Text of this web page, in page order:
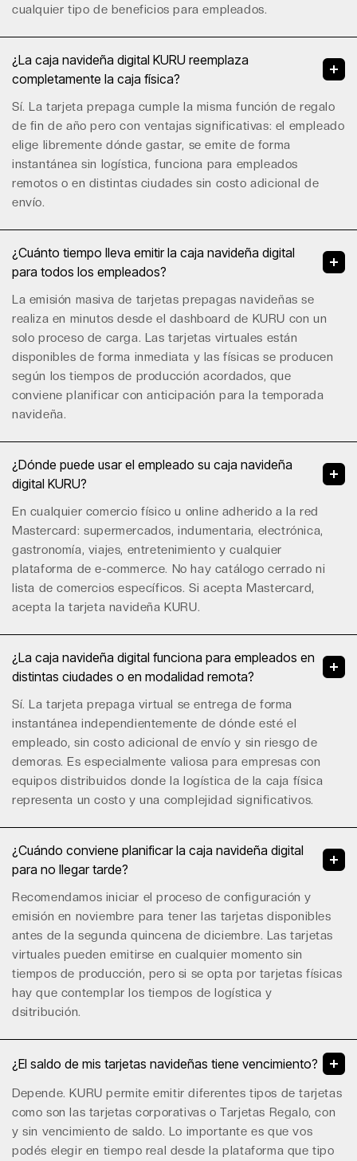
cualquier tipo de beneficios para empleados.
¿La caja navideña digital KURU reemplaza
completamente la caja física?
Sí. La tarjeta prepaga cumple la misma función de regalo
de fin de año pero con ventajas significativas: el empleado
elige libremente dónde gastar, se emite de forma
instantánea sin logística, funciona para empleados
remotos o en distintas ciudades sin costo adicional de
envío.
¿Cuánto tiempo lleva emitir la caja navideña digital
para todos los empleados?
La emisión masiva de tarjetas prepagas navideñas se
realiza en minutos desde el dashboard de KURU con un
solo proceso de carga. Las tarjetas virtuales están
disponibles de forma inmediata y las físicas se producen
según los tiempos de producción acordados, que
conviene planificar con anticipación para la temporada
navideña.
¿Dónde puede usar el empleado su caja navideña
digital KURU?
En cualquier comercio físico u online adherido a la red
Mastercard: supermercados, indumentaria, electrónica,
gastronomía, viajes, entretenimiento y cualquier
plataforma de e-commerce. No hay catálogo cerrado ni
lista de comercios específicos. Si acepta Mastercard,
acepta la tarjeta navideña KURU.
¿La caja navideña digital funciona para empleados en
distintas ciudades o en modalidad remota?
Sí. La tarjeta prepaga virtual se entrega de forma
instantánea independientemente de dónde esté el
empleado, sin costo adicional de envío y sin riesgo de
demoras. Es especialmente valiosa para empresas con
equipos distribuidos donde la logística de la caja física
representa un costo y una complejidad significativos.
¿Cuándo conviene planificar la caja navideña digital
para no llegar tarde?
Recomendamos iniciar el proceso de configuración y
emisión en noviembre para tener las tarjetas disponibles
antes de la segunda quincena de diciembre. Las tarjetas
virtuales pueden emitirse en cualquier momento sin
tiempos de producción, pero si se opta por tarjetas físicas
hay que contemplar los tiempos de logística y
dsitribución.
¿El saldo de mis tarjetas navideñas tiene vencimiento?
Depende. KURU permite emitir diferentes tipos de tarjetas
como son las tarjetas corporativas oTarjetas Regalo, con
y sin vencimiento de saldo. Lo importante es que vos
podés elegir en tiempo real desde la plataforma que tipo